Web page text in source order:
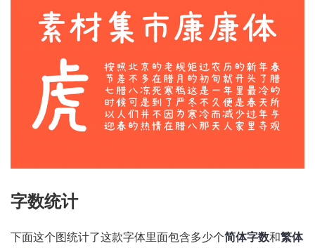
字数统计
下面这个图统计了这款字体里面包含多少个简体字数和繁体